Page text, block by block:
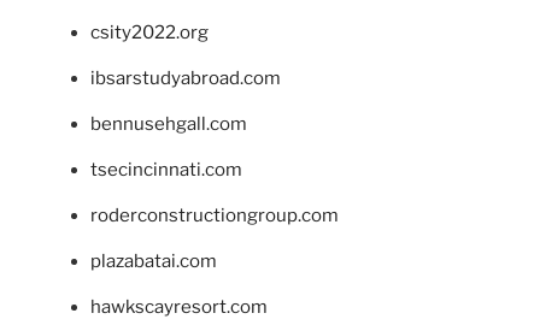
csity2022.org
ibsarstudyabroad.com
bennusehgall.com
tsecincinnati.com
roderconstructiongroup.com
plazabatai.com
hawkscayresort.com